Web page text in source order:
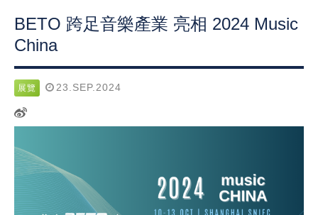
BETO 跨足音樂產業 亮相 2024 Music
China
展覽 23.SEP.2024